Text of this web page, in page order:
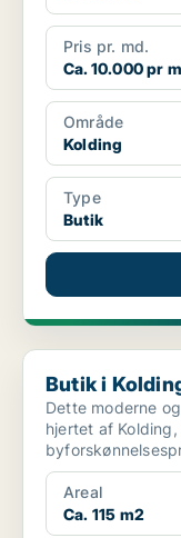
Pris pr. md.
Ca. 10.000 pr
Område
Kolding
Type
Butik
Butik i Kolding
Butik i
Dette moderne
hjertet af
Byforskønnel...
Areal
Ca. 115 m2